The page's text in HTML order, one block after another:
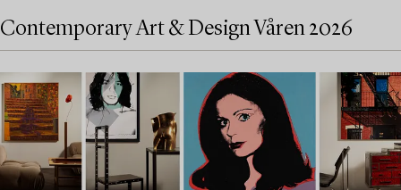
Contemporary Art & Design Våren 2026